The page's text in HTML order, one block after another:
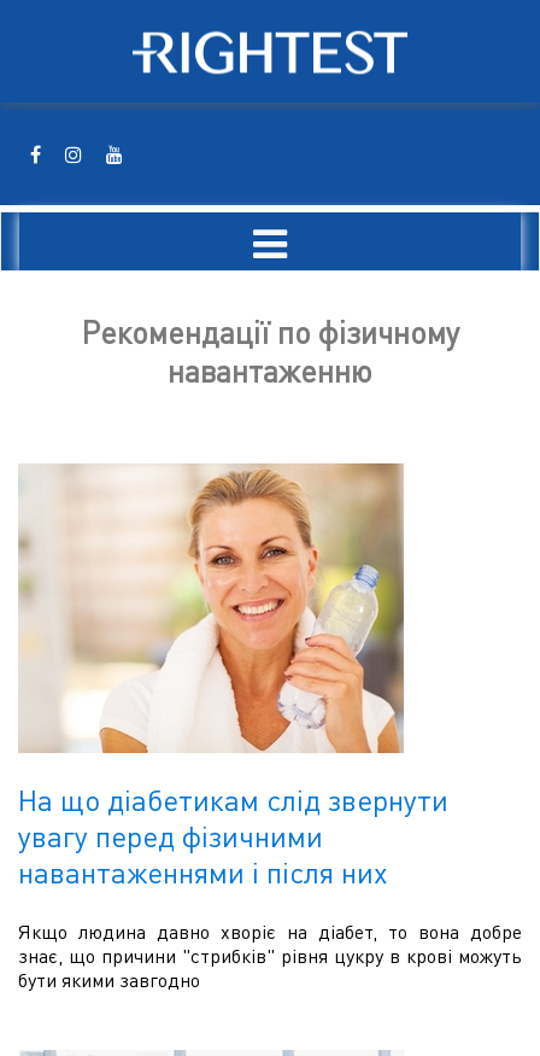
Рекомендації по фізичному
навантаженню
На що діабетикам слід звернути
увагу перед фізичними
навантаженнями і після них
Якщо людина давно хворіє на діабет, то вона добре
знає, що причини "стрибків" рівня цукру в крові можуть
бути якими завгодно